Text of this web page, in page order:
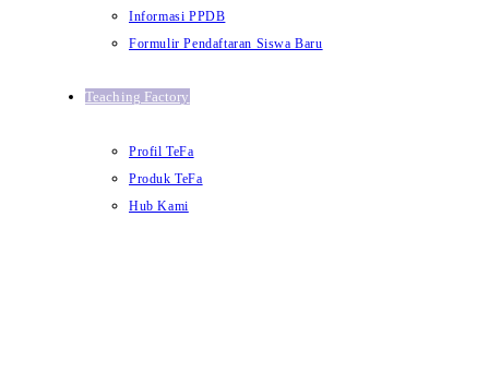
Informasi PPDB
Formulir Pendaftaran Siswa Baru
Teaching Factory
Profil TeFa
Produk TeFa
Hub Kami